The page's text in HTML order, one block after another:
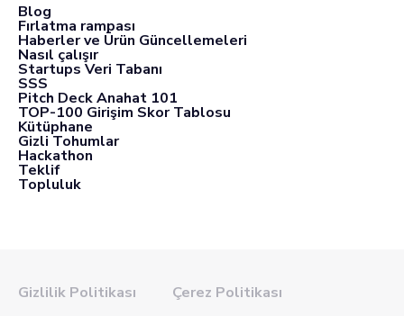
Blog
Fırlatma rampası
Haberler ve Ürün Güncellemeleri
Nasıl çalışır
Startups Veri Tabanı
SSS
Pitch Deck Anahat 101
TOP-100 Girişim Skor Tablosu
Kütüphane
Gizli Tohumlar
Hackathon
Teklif
Topluluk
Gizlilik Politikası
Çerez Politikası